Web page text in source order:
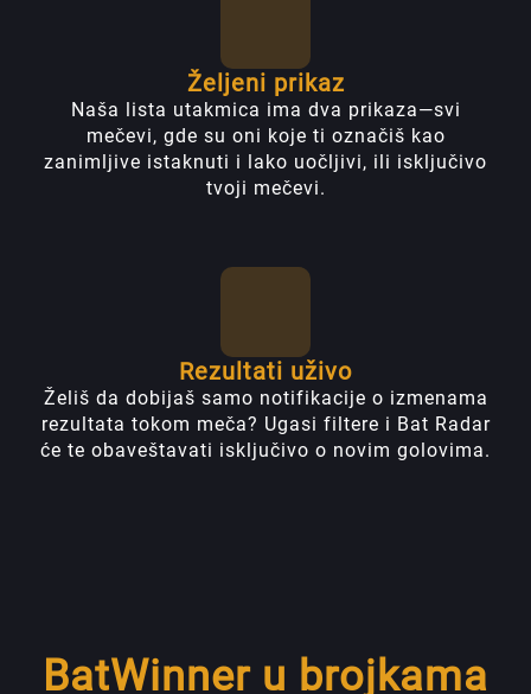
Željeni prikaz
Naša lista utakmica ima dva prikaza—svi
mečevi, gde su oni koje ti označiš kao
zanimljive istaknuti i lako uočljivi, ili isključivo
tvoji mečevi.
Rezultati uživo
Želiš da dobijaš samo notifikacije o izmenama
rezultata tokom meča? Ugasi filtere i Bat Radar
će te obaveštavati isključivo o novim golovima.
BatWinner u brojkama